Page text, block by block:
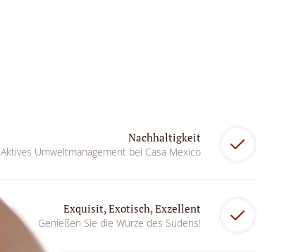
Nachhaltigkeit
Aktives Umweltmanagement bei Casa Mexico
Exquisit, Exotisch, Exzellent
Genießen Sie die Würze des Südens!